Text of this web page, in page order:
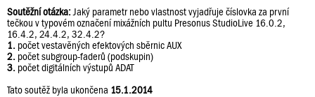
Soutěžní otázka: Jaký parametr nebo vlastnost vyjadřuje číslovka za první
tečkou v typovém označení mixážních pultu Presonus StudioLive 16.0.2,
16.4.2, 24.4.2, 32.4.2?
1. počet vestavěných efektových sběrnic AUX
2. počet subgroup-faderů (podskupin)
3. počet digitálních výstupů ADAT
Tato soutěž byla ukončena 15.1.2014